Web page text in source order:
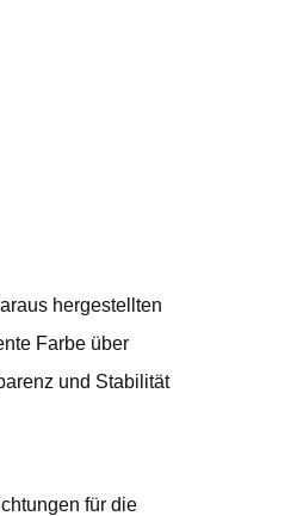
hergestellten
Farbe über
und Stabilität
für die